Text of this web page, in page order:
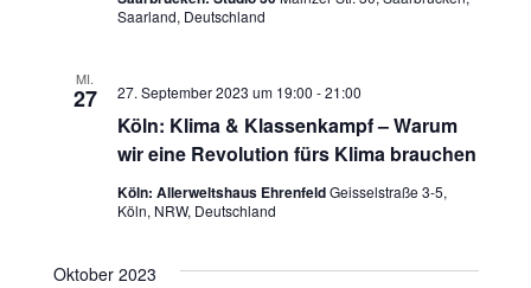
e
u
-
Saarland, Deutschland
MI.
27
Köln: Klima & Klassenkampf – Warum
wir eine Revolution fürs Klima brauchen
27. September 2023 um 19:00 -21:00
Köln: Allerweltshaus EhrenfeldGeisselstraße 3-5,
Köln, NRW, Deutschland
Oktober 2023